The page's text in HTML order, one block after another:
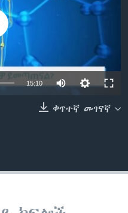
available
15:10
ቀጥተኛ መገናኛ